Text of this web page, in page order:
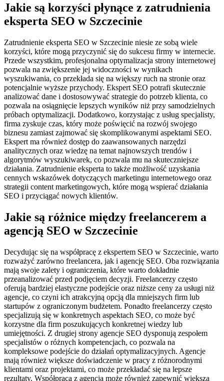
Jakie są korzyści płynące z zatrudnienia
eksperta SEO w Szczecinie
Zatrudnienie eksperta SEO w Szczecinie niesie ze sobą wiele
korzyści, które mogą przyczynić się do sukcesu firmy w internecie.
Przede wszystkim, profesjonalna optymalizacja strony internetowej
pozwala na zwiększenie jej widoczności w wynikach
wyszukiwania, co przekłada się na większy ruch na stronie oraz
potencjalnie wyższe przychody. Ekspert SEO potrafi skutecznie
analizować dane i dostosowywać strategie do potrzeb klienta, co
pozwala na osiągnięcie lepszych wyników niż przy samodzielnych
próbach optymalizacji. Dodatkowo, korzystając z usług specjalisty,
firma zyskuje czas, który może poświęcić na rozwój swojego
biznesu zamiast zajmować się skomplikowanymi aspektami SEO.
Ekspert ma również dostęp do zaawansowanych narzędzi
analitycznych oraz wiedzę na temat najnowszych trendów i
algorytmów wyszukiwarek, co pozwala mu na skuteczniejsze
działania. Zatrudnienie eksperta to także możliwość uzyskania
cennych wskazówek dotyczących marketingu internetowego oraz
strategii content marketingowych, które mogą wspierać działania
SEO i przyciągać nowych klientów.
Jakie są różnice między freelancerem a
agencją SEO w Szczecinie
Decydując się na współpracę z ekspertem SEO w Szczecinie, warto
rozważyć zarówno freelancera, jak i agencję SEO. Oba rozwiązania
mają swoje zalety i ograniczenia, które warto dokładnie
przeanalizować przed podjęciem decyzji. Freelancerzy często
oferują bardziej elastyczne podejście oraz niższe ceny za usługi niż
agencje, co czyni ich atrakcyjną opcją dla mniejszych firm lub
startupów z ograniczonym budżetem. Ponadto freelancerzy często
specjalizują się w konkretnych aspektach SEO, co może być
korzystne dla firm poszukujących konkretnej wiedzy lub
umiejętności. Z drugiej strony agencje SEO dysponują zespołem
specjalistów o różnych kompetencjach, co pozwala na
kompleksowe podejście do działań optymalizacyjnych. Agencje
mają również większe doświadczenie w pracy z różnorodnymi
klientami oraz projektami, co może przekładać się na lepsze
rezultaty. Współpraca z agencją może również zapewnić większą